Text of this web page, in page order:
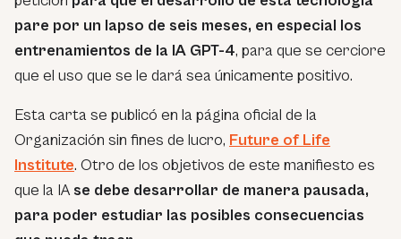
pare por un lapso de seis meses, en especial los
entrenamientos de la IA GPT-4, para que se cerciore
que el uso que se le dará sea únicamente positivo.
Esta carta se publicó en la página oficial de la
Organización sin fines de lucro, Future of Life
Institute. Otro de los objetivos de este manifiesto es
que la IA se debe desarrollar de manera pausada,
para poder estudiar las posibles consecuencias